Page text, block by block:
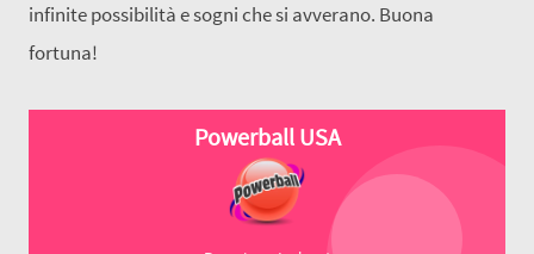
infinite possibilità e sogni che si avverano. Buona
fortuna!
Powerball USA